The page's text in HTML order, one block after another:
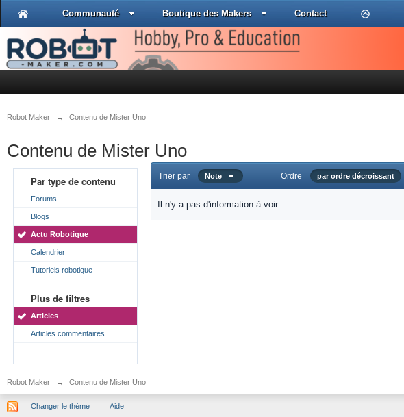
Communauté Boutique des Makers Contact
Robot Maker → Contenu de Mister Uno
Contenu de Mister Uno
Par type de contenu
Forums
Blogs
Actu Robotique
Calendrier
Tutoriels robotique
Plus de filtres
Articles
Articles commentaires
Trier par Note Ordre par ordre décroissant
Il n'y a pas d'information à voir.
Robot Maker → Contenu de Mister Uno
Changer le thème Aide